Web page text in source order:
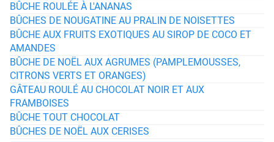
BÛCHE ROULÉE À L'ANANAS
BÛCHES DE NOUGATINE AU PRALIN DE NOISETTES
BÛCHE AUX FRUITS EXOTIQUES AU SIROP DE COCO ET
AMANDES
BÛCHE DE NOËL AUX AGRUMES (PAMPLEMOUSSES,
CITRONS VERTS ET ORANGES)
GÂTEAU ROULÉ AU CHOCOLAT NOIR ET AUX
FRAMBOISES
BÛCHE TOUT CHOCOLAT
BÛCHES DE NOËL AUX CERISES